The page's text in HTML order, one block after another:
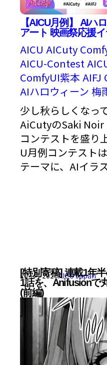
【AICU月例】 AIハ
アート 映画祭応援
AICU AICuty
AICU-Contest
ComfyUI紫本 AIFJ
AIハロウィーン 梅
少し秋らしくなっ
AiCutyのSaki Noir
コンテストを盛り
U月例コンテスト
テーマに、AIイラ
[特別寄稿] 連載1年
1話を、Anifusionで
(前編)
20 7月 2026AICU Japan